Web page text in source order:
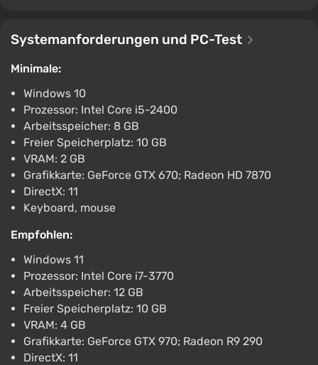
Epochen: Zeitliche Unterschiede helfen dabei,
Handlungen, die in der Gegenwart vollzogen werden,
haben direkte Auswirkungen auf die Zukunft. Im
Arsenal des Spielers stehen einzigartige Fähigkeiten
und Waffen zur Verfügung, die mit der Zeitkontrolle
verbunden sind – zum Beispiel eine Pistole, die in die
Vergangenheit schießt, und die Möglichkeit, die Zeit
anzuhalten, um feindliche Angriffe abzuwehren.
Die Reise durch die Station Theia erfolgt über
zeitliche Anomalien und Teleporter, wobei neue
Routen freigeschaltet werden, während man
Fähigkeiten erlangt. Das Spiel bietet verzweigte,
nicht-lineare Levels, dynamische Bosskämpfe, ein
Dialogsystem mit NPCs sowie In-Game-Währung,
Geschäfte, Sammlerstücke und Upgrades. Es gibt
Speicherpunkte und Systeme für schnelles Reisen
im Spiel.
Systemanforderungen und PC-Test
Minimale:
Windows 10
Prozessor: Intel Core i5-2400
Arbeitsspeicher: 8 GB
Freier Speicherplatz: 10 GB
VRAM: 2 GB
Grafikkarte: GeForce GTX 670; Radeon HD 7870
DirectX: 11
Keyboard, mouse
Empfohlen:
Windows 11
Prozessor: Intel Core i7-3770
Arbeitsspeicher: 12 GB
Freier Speicherplatz: 10 GB
VRAM: 4 GB
Grafikkarte: GeForce GTX 970; Radeon R9 290
DirectX: 11